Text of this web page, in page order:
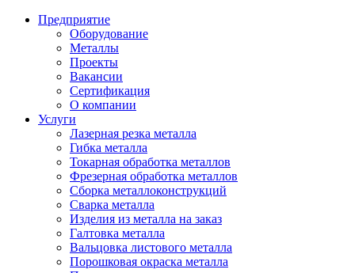
Предприятие
Оборудование
Металлы
Проекты
Вакансии
Сертификация
О компании
Услуги
Лазерная резка металла
Гибка металла
Токарная обработка металлов
Фрезерная обработка металлов
Сборка металлоконструкций
Сварка металла
Изделия из металла на заказ
Галтовка металла
Вальцовка листового металла
Порошковая окраска металла